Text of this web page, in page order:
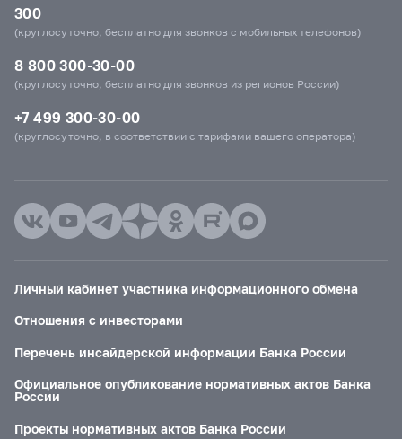
300
(круглосуточно, бесплатно для звонков с мобильных телефонов)
8 800 300-30-00
(круглосуточно, бесплатно для звонков из регионов России)
+7 499 300-30-00
(круглосуточно, в соответствии с тарифами вашего оператора)
Личный кабинет участника информационного обмена
Отношения с инвесторами
Перечень инсайдерской информации Банка России
Официальное опубликование нормативных актов Банка
России
Проекты нормативных актов Банка России